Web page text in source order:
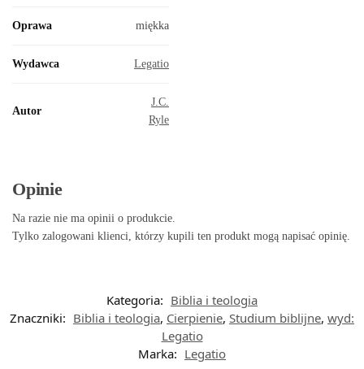
Oprawa miękka
Wydawca Legatio
Autor
J.C.
Ryle
Opinie
Na razie nie ma opinii o produkcie.
Tylko zalogowani klienci, którzy kupili ten produkt mogą napisać opinię.
Kategoria: Biblia i teologia
Znaczniki: Biblia i teologia, Cierpienie, Studium biblijne, wyd:
Legatio
Marka: Legatio